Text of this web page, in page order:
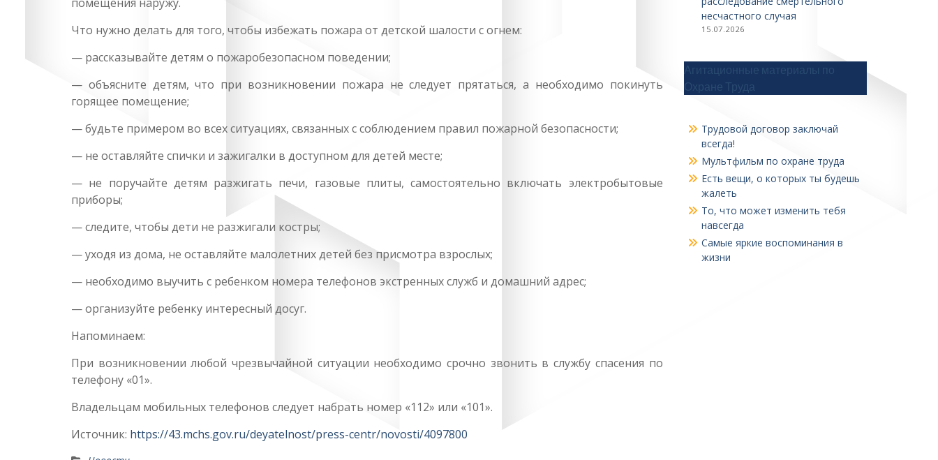
Что нужно делать для того, чтобы избежать пожара от детской шалости с огнем:
— рассказывайте детям о пожаробезопасном поведении;
— объясните детям, что при возникновении пожара не следует прятаться, а необходимо покинуть
горящее помещение;
— будьте примером во всех ситуациях, связанных с соблюдением правил пожарной безопасности;
— не оставляйте спички и зажигалки в доступном для детей месте;
— не поручайте детям разжигать печи, газовые плиты, самостоятельно включать электробытовые
приборы;
— следите, чтобы дети не разжигали костры;
— уходя из дома, не оставляйте малолетних детей без присмотра взрослых;
— необходимо выучить с ребенком номера телефонов экстренных служб и домашний адрес;
— организуйте ребенку интересный досуг.
Напоминаем:
При возникновении любой чрезвычайной ситуации необходимо срочно звонить в службу спасения по
телефону «01».
Владельцам мобильных телефонов следует набрать номер «112» или «101».
Источник: https://43.mchs.gov.ru/deyatelnost/press-centr/novosti/4097800
несчастного случая
15.07.2026
Агитационные материалы по
Охране Труда
Трудовой договор заключай
всегда!
Мультфильм по охране труда
Есть вещи, о которых ты будешь
жалеть
То, что может изменить тебя
навсегда
Самые яркие воспоминания в
жизни